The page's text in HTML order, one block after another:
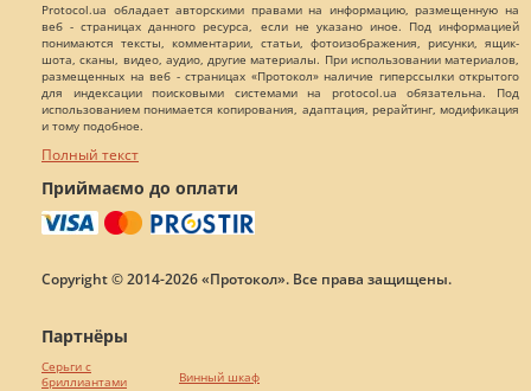
Protocol.ua обладает авторскими правами на информацию, размещенную на
веб - страницах данного ресурса, если не указано иное. Под информацией
понимаются тексты, комментарии, статьи, фотоизображения, рисунки, ящик-
шота, сканы, видео, аудио, другие материалы. При использовании материалов,
размещенных на веб - страницах «Протокол» наличие гиперссылки открытого
для индексации поисковыми системами на protocol.ua обязательна. Под
использованием понимается копирования, адаптация, рерайтинг, модификация
и тому подобное.
Полный текст
Приймаємо до оплати
Copyright © 2014-2026 «Протокол». Все права защищены.
Партнёры
Серьги с
бриллиантами
Винный шкаф